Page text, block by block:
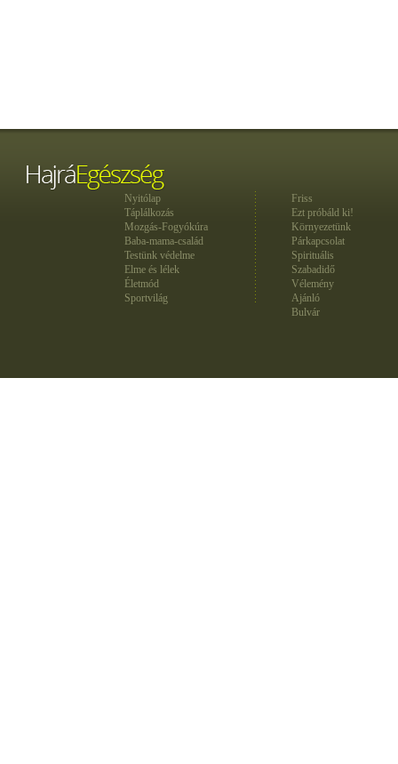
Nyitólap
Táplálkozás
Mozgás-Fogyókúra
Baba-mama-család
Testünk védelme
Elme és lélek
Életmód
Sportvilág
Friss
Ezt próbáld ki!
Környezetünk
Párkapcsolat
Spirituális
Szabadidő
Vélemény
Ajánló
Bulvár